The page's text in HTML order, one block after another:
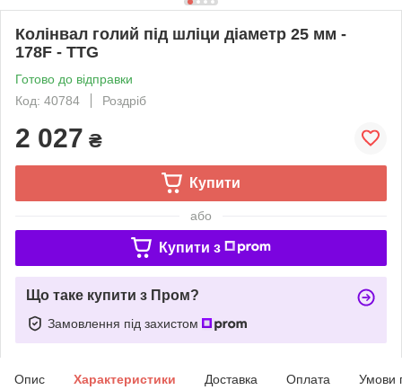
Колінвал голий під шліци діаметр 25 мм -
178F - TTG
Готово до відправки
Код: 40784
Роздріб
2 027 ₴
Купити
або
Купити з
Що таке купити з Пром?
Замовлення під захистом
Опис Характеристики Доставка Оплата Умови